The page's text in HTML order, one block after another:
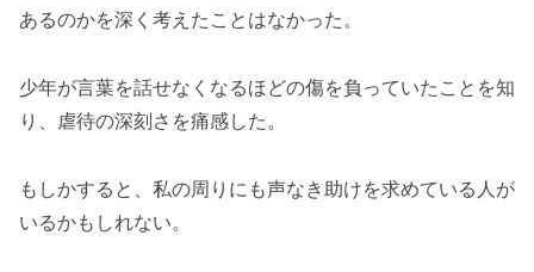
あるのかを深く考えたことはなかった。
少年が言葉を話せなくなるほどの傷を負っていたことを知
り、虐待の深刻さを痛感した。
もしかすると、私の周りにも声なき助けを求めている人が
いるかもしれない。